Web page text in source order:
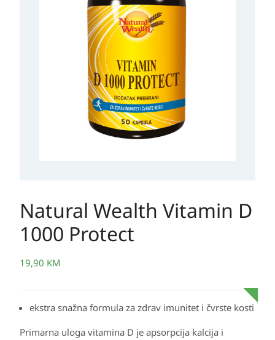
Natural Wealth Vitamin D
1000 Protect
19,90 KM
ekstra snažna formula za zdrav imunitet i čvrste kosti
Primarna uloga vitamina D je apsorpcija kalcija i